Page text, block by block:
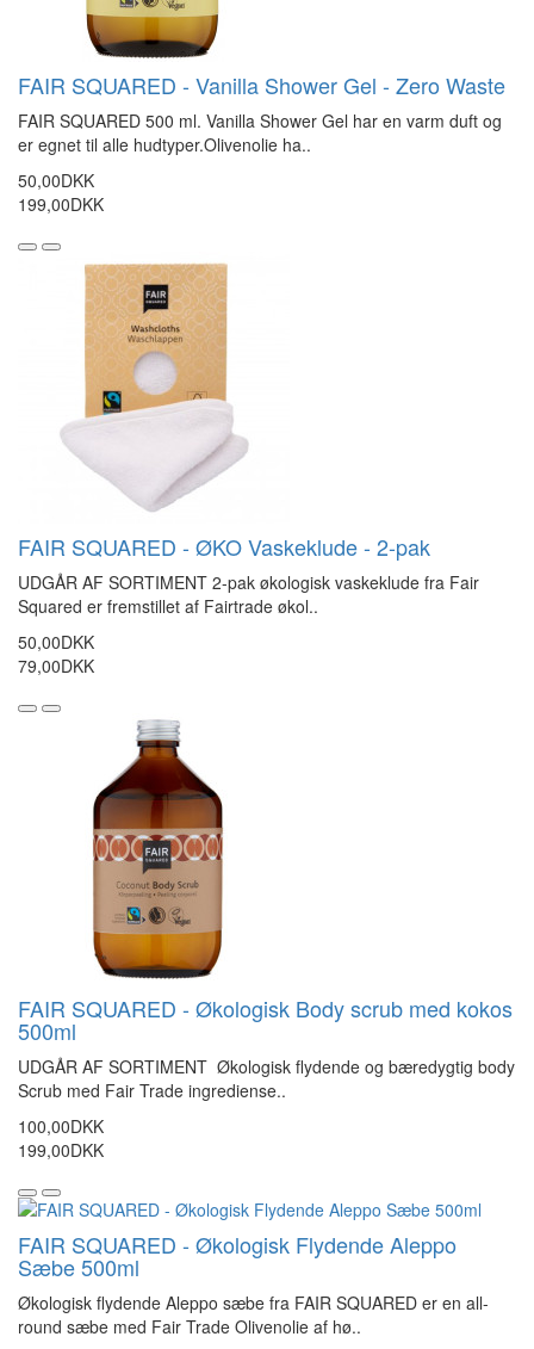
FAIR SQUARED - Vanilla Shower Gel - Zero Waste
FAIR SQUARED 500 ml. Vanilla Shower Gel har en varm duft og
er egnet til alle hudtyper.Olivenolie ha..
50,00DKK
199,00DKK
FAIR SQUARED - ØKO Vaskeklude - 2-pak
UDGÅR AF SORTIMENT 2-pak økologisk vaskeklude fra Fair
Squared er fremstillet af Fairtrade økol..
50,00DKK
79,00DKK
FAIR SQUARED - Økologisk Body scrub med kokos
500ml
UDGÅR AF SORTIMENT Økologisk flydende og bæredygtig body
Scrub med Fair Trade ingrediense..
100,00DKK
199,00DKK
FAIR SQUARED - Økologisk Flydende Aleppo
Sæbe 500ml
Økologisk flydende Aleppo sæbe fra FAIR SQUARED er en all-
round sæbe med Fair Trade Olivenolie af hø..